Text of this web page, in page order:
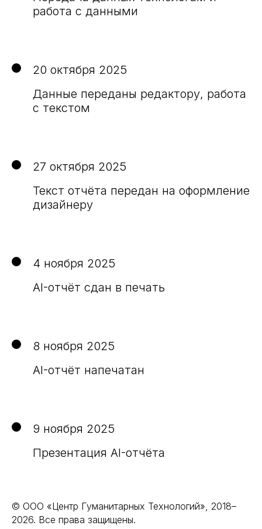
работа с данными
20 октября 2025
Данные переданы редактору, работа
с текстом
27 октября 2025
Текст отчёта передан на оформление
дизайнеру
4 ноября 2025
AI-отчёт сдан в печать
8 ноября 2025
AI-отчёт напечатан
9 ноября 2025
Презентация AI-отчёта
© ООО «Центр Гуманитарных Технологий», 2018–
2026. Все права защищены.